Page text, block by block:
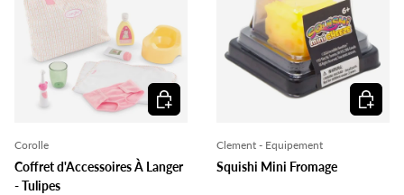
Corolle
Coffret d'Accessoires À Langer
- Tulipes
Ajouter au panier
Clement - Equipement
Squishi Mini Fromage
Ajouter